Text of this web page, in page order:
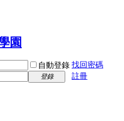
自動登錄 找回密碼
登錄
註冊